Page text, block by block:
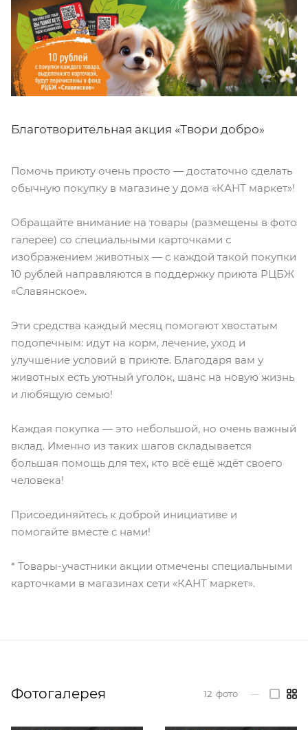
Благотворительная акция «Твори добро»
Помочь приюту очень просто — достаточно сделать
обычную покупку в магазине у дома «КАНТ маркет»!
Обращайте внимание на товары (размещены в фото
галерее) со специальными карточками с
изображением животных — с каждой такой покупки
10 рублей направляются в поддержку приюта РЦБЖ
«Славянское».
Эти средства каждый месяц помогают хвостатым
подопечным: идут на корм, лечение, уход и
улучшение условий в приюте. Благодаря вам у
животных есть уютный уголок, шанс на новую жизнь
и любящую семью!
Каждая покупка — это небольшой, но очень важный
вклад. Именно из таких шагов складывается
большая помощь для тех, кто всё ещё ждёт своего
человека!
Присоединяйтесь к доброй инициативе и
помогайте вместе с нами!
* Товары-участники акции отмечены специальными
карточками в магазинах сети «КАНТ маркет».
Фотогалерея 12 фото —